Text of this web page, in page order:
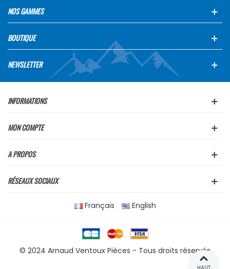
NOS GAMMES
BOUTIQUE
NEWSLETTER
INFORMATIONS
MON COMPTE
A PROPOS
RÉSEAUX SOCIAUX
Français English
© 2024 Arnaud Ventoux Pièces - Tous droits réservés